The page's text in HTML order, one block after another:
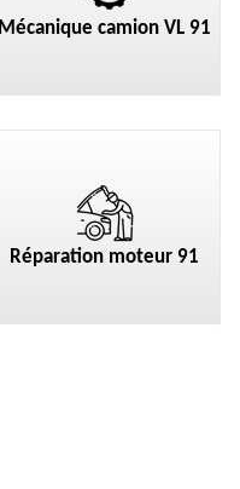
Mécanique camion VL 91
Réparation moteur 91